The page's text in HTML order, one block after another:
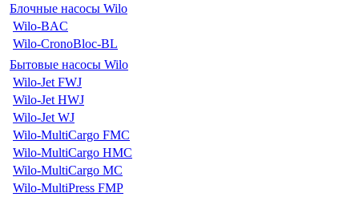
Блочные насосы Wilo
Wilo-BAC
Wilo-CronoBloc-BL
Бытовые насосы Wilo
Wilo-Jet FWJ
Wilo-Jet HWJ
Wilo-Jet WJ
Wilo-MultiCargo FMC
Wilo-MultiCargo HMC
Wilo-MultiCargo MC
Wilo-MultiPress FMP